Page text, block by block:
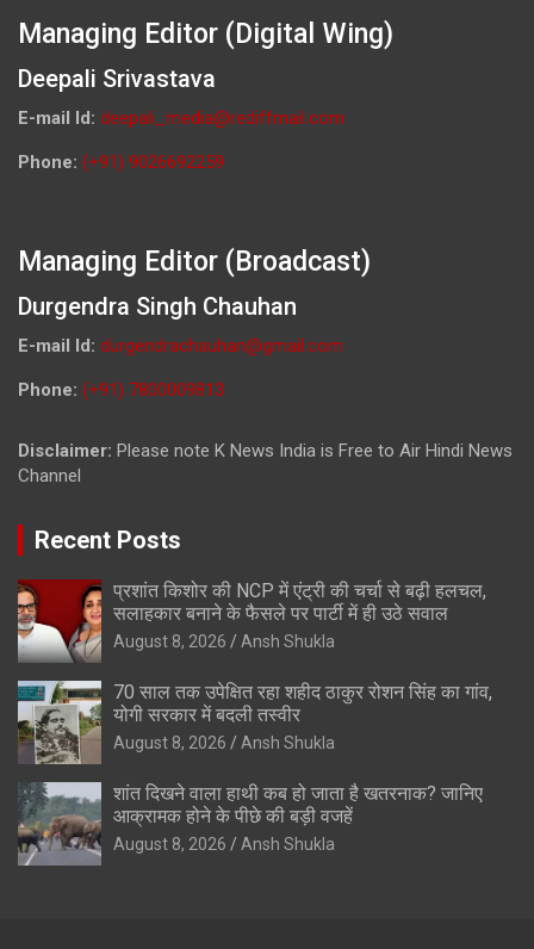
Managing Editor (Digital Wing)
Deepali Srivastava
E-mail Id: deepali_media@rediffmail.com
Phone: (+91) 9026692259
Managing Editor (Broadcast)
Durgendra Singh Chauhan
E-mail Id: durgendrachauhan@gmail.com
Phone: (+91) 7800009813
Disclaimer: Please note K News India is Free to Air Hindi News
Channel
Recent Posts
प्रशांत किशोर की NCP में एंट्री की चर्चा से बढ़ी हलचल,
सलाहकार बनाने के फैसले पर पार्टी में ही उठे सवाल
August 8, 2026 Ansh Shukla
70 साल तक उपेक्षित रहा शहीद ठाकुर रोशन सिंह का गांव,
योगी सरकार में बदली तस्वीर
August 8, 2026 Ansh Shukla
शांत दिखने वाला हाथी कब हो जाता है खतरनाक? जानिए
आक्रामक होने के पीछे की बड़ी वजहें
August 8, 2026 Ansh Shukla